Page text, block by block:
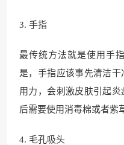
3. 手指
最传统方法就是使用手
是，手指应该事先清洁
用力，会刺激皮肤引起
后需要使用消毒棉或者紫
4. 毛孔吸头